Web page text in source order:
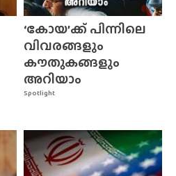
Spotlight
‘കോയ’ക്ക് പിന്നിലെ
വിവരങ്ങളും
കൗതുകങ്ങളും
അറിയാം